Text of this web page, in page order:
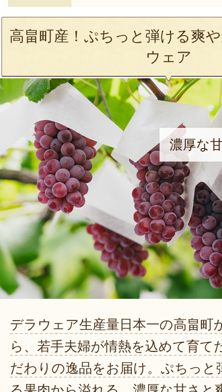
高畠町産！ぷちっと弾ける爽
ウェア
濃厚な
デラウェア生産量日本一の高畠町
ら、若手夫婦が情熱を込めて育て
だわりの逸品をお届け。ぷちっと